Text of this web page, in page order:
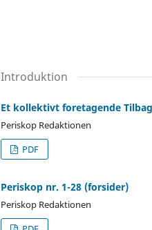
Introduktion
Et kollektivt foretagende
Periskop Redaktionen
PDF
Periskop nr. 1-28 (forsider)
Periskop Redaktionen